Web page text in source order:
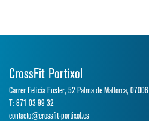
CrossFit Portixol
Carrer Felicia Fuster, 52 Palma de Mallorca, 07006
T: 871 03 99 32
contacto@crossfit-portixol.es